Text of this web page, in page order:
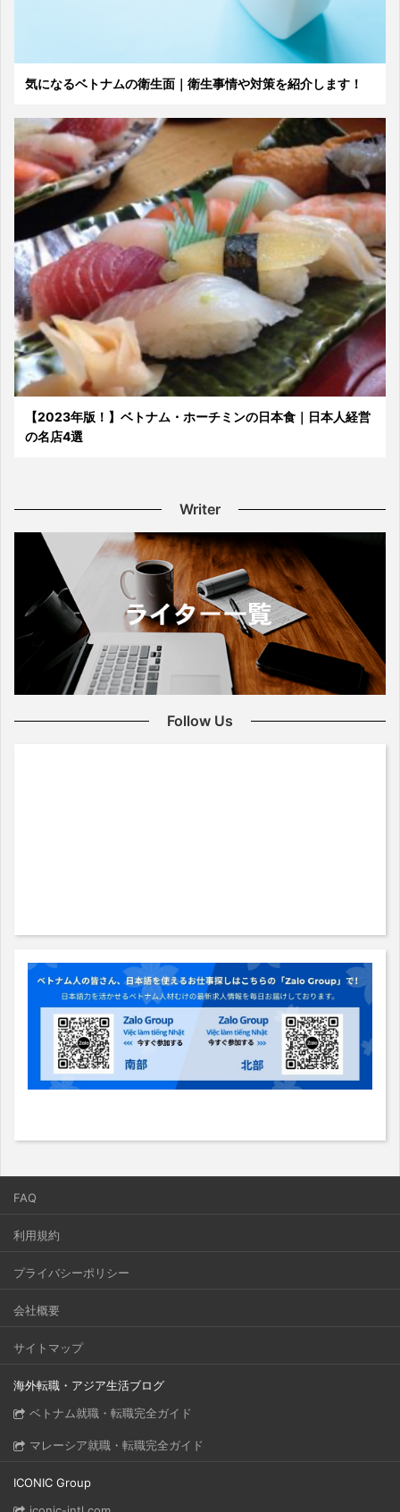
気になるベトナムの衛生面｜衛生事情や対策を紹介します！
【2023年版！】ベトナム・ホーチミンの日本食｜日本人経営
の名店4選
Writer
Follow Us
FAQ
利用規約
プライバシーポリシー
会社概要
サイトマップ
海外転職・アジア生活ブログ
ベトナム就職・転職完全ガイド
マレーシア就職・転職完全ガイド
ICONIC Group